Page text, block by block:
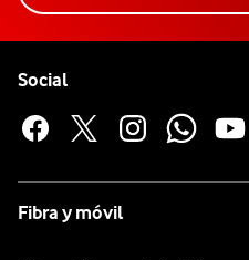
Social
Fibra y móvil